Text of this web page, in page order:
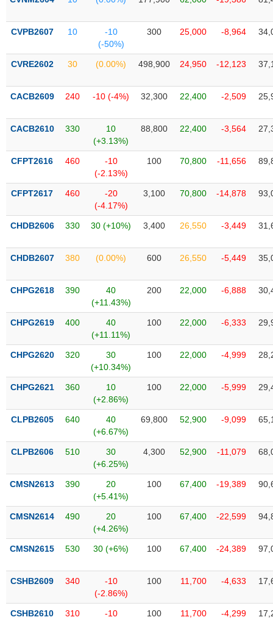
CVPB2607 10
-10
(-50%)
300 25,000 -8,964
CVRE2602 30 (0.00%) 498,900 24,950 -12,123
CACB2609 240 -10 (-4%) 32,300 22,400 -2,509
CACB2610 330
10
(+3.13%)
88,800 22,400 -3,564
CFPT2616 460
-10
(-2.13%)
100 70,800 -11,656
CFPT2617 460
-20
(-4.17%)
3,100 70,800 -14,878
CHDB2606 330 30 (+10%) 3,400 26,550 -3,449
CHDB2607 380 (0.00%) 600 26,550 -5,449
CHPG2618 390
40
(+11.43%)
200 22,000 -6,888
CHPG2619 400
40
(+11.11%)
100 22,000 -6,333
CHPG2620 320
30
(+10.34%)
100 22,000 -4,999
CHPG2621 360
10
(+2.86%)
100 22,000 -5,999
CLPB2605 640
40
(+6.67%)
69,800 52,900 -9,099
CLPB2606 510
30
(+6.25%)
4,300 52,900 -11,079
CMSN2613 390
20
(+5.41%)
100 67,400 -19,389
CMSN2614 490
20
(+4.26%)
100 67,400 -22,599
CMSN2615 530 30 (+6%) 100 67,400 -24,389
CSHB2609 340
-10
(-2.86%)
100 11,700 -4,633
CSHB2610 310
-10
100 11,700 -4,299
SÓC
KHỎE
CÔNG
THÔNG
DỊCH
TRUYỀN
ÍCH
ĐỘNG
chứng
khoán
Tất cả Cổ phiếu Chỉ số Chứng chỉ quỹ Chứng
Lãnh
(-)